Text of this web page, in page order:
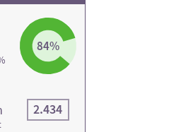
84%
2.434